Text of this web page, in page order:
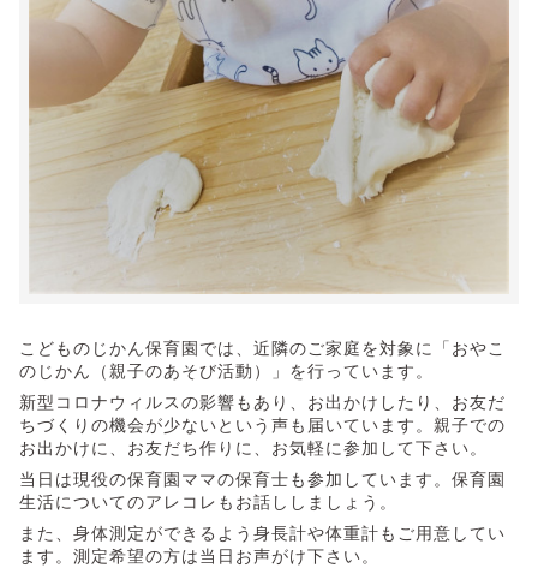
こどものじかん保育園では、近隣のご家庭を対象に「おやこ
のじかん（親子のあそび活動）」を行っています。
新型コロナウィルスの影響もあり、お出かけしたり、お友だ
ちづくりの機会が少ないという声も届いています。親子での
お出かけに、お友だち作りに、お気軽に参加して下さい。
当日は現役の保育園ママの保育士も参加しています。保育園
生活についてのアレコレもお話ししましょう。
また、身体測定ができるよう身長計や体重計もご用意してい
ます。測定希望の方は当日お声がけ下さい。